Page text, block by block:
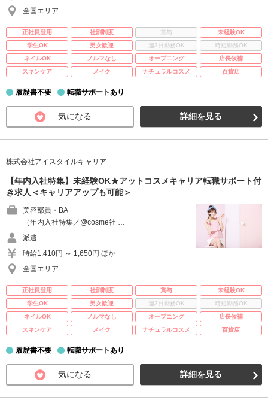
全国エリア
正社員登用 社割制度 賞与
未経験OK
学生OK
男女歓迎 週3日勤務OK
時短勤務OK
ネイルOK
ノルマなし オープニング
店長候補
スキンケア
メイク ナチュラルコスメ 百貨店
履歴書不要 転職サポートあり
気になる 詳細を見る
株式会社アイスタイルキャリア
【年内入社特集】未経験OK★アットコスメキャリア転職サポート付
き求人＜キャリアアップも可能＞
美容部員・BA
（年内入社特集／@cosme社 …
派遣
時給1,410円 ～ 1,650円 ほか
全国エリア
正社員登用 社割制度 賞与
未経験OK
学生OK
男女歓迎 週3日勤務OK
時短勤務OK
ネイルOK
ノルマなし オープニング
店長候補
スキンケア
メイク ナチュラルコスメ 百貨店
履歴書不要 転職サポートあり
気になる 詳細を見る